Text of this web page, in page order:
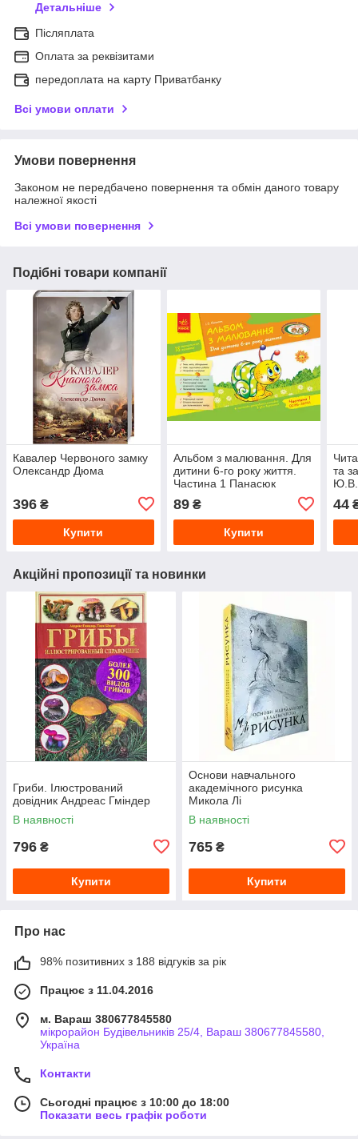
Детальніше
Післяплата
Оплата за реквізитами
передоплата на карту Приватбанку
Всі умови оплати
Умови повернення
Законом не передбачено повернення та обмін даного товару
належної якості
Всі умови повернення
Подібні товари компанії
Кавалер Червоного замку
Олександр Дюма
396 ₴
Купити
Альбом з малювання. Для
дитини 6-го року життя.
Частина 1 Панасюк
89₴
Купити
та
Ю.В.
44
Акційні пропозиції та новинки
Гриби. Ілюстрований
довідник Андреас Гміндер
В наявності
796 ₴
Купити
Основи навчального
академічного рисунка
Микола Лі
В наявності
765 ₴
Купити
Про нас
98% позитивних з 188 відгуків за рік
Працює з 11.04.2016
м. Вараш 380677845580
мікрорайон Будівельників 25/4, Вараш 380677845580,
Україна
Контакти
Сьогодні працює з 10:00 до 18:00
Показати весь графік роботи